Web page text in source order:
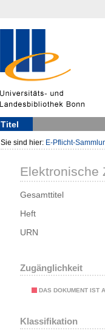
Titel
Sie sind hier: E-Pflicht-
Elektronische
Gesamttitel
Heft
URN
Zugänglichkeit
DAS DOKUMENT IST
Klassifikation